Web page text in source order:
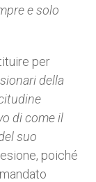
e solo
per
della
di come il
suo
poiché